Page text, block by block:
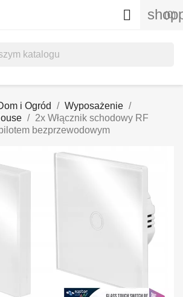
(0)

i Ogród
Wyposażenie
2x Włącznik schodowy RF
bezprzewodowym